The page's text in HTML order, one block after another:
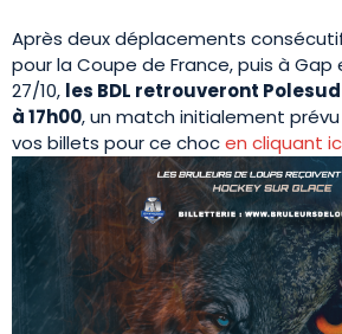
Après deux déplacements
pour la Coupe de France, puis à
27/10, les BDL retrouveront
à 17h00, un match initialement prévu
vos billets pour ce chocen cliquant